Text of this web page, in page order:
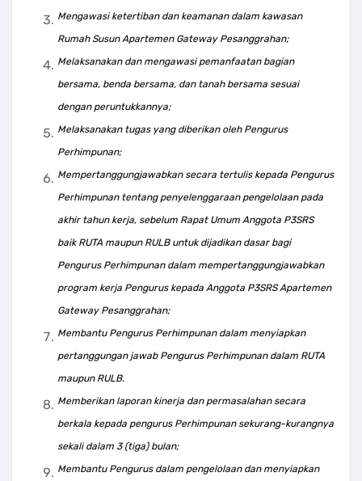
Mengawasi ketertiban dan keamanan dalam kawasan
Rumah Susun Apartemen Gateway Pesanggrahan;
Melaksanakan dan mengawasi pemanfaatan bagian
bersama, benda bersama, dan tanah bersama sesuai
dengan peruntukkannya;
Melaksanakan tugas yang diberikan oleh Pengurus
Perhimpunan;
Mempertanggungjawabkan secara tertulis kepada Pengurus
Perhimpunan tentang penyelenggaraan pengelolaan pada
akhir tahun kerja, sebelum Rapat Umum Anggota P3SRS
baik RUTA maupun RULB untuk dijadikan dasar bagi
Pengurus Perhimpunan dalam mempertanggungjawabkan
program kerja Pengurus kepada Anggota P3SRS Apartemen
Gateway Pesanggrahan;
Membantu Pengurus Perhimpunan dalam menyiapkan
pertanggungan jawab Pengurus Perhimpunan dalam RUTA
maupun RULB.
Memberikan laporan kinerja dan permasalahan secara
berkala kepada pengurus Perhimpunan sekurang-kurangnya
sekali dalam 3 (tiga) bulan;
Membantu Pengurus dalam pengelolaan dan menyiapkan